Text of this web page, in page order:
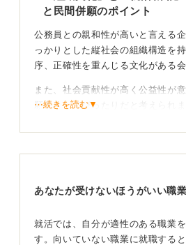
と民間併願のポイント
公務員との親和性が高いと言える
っかりとした縦社会の組織構造を
序、正確性を重んじる文化がある会
また、社会貢献性が高く公益性が
願先としてぴったりだと考えられ
・大手金融機関
・コンサル系シンクタンク
上記の企業は公共性や安定志向が
の相性が良いと私は考えています。
⋯続きを読む▼
あなたが受けないほうがいい職
就活では、自分が適性のある職業
す。向いていない職業に就職する